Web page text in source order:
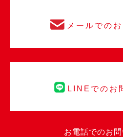
メールでの
LINEでのお
お電話でのお